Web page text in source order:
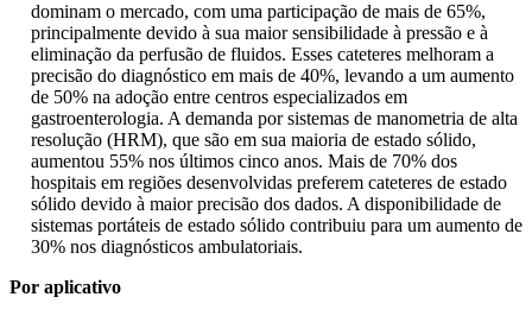
dominam o mercado, com uma participação de mais de 65%,
principalmente devido à sua maior sensibilidade à pressão e à
eliminação da perfusão de fluidos. Esses cateteres melhoram a
precisão do diagnóstico em mais de 40%, levando a um aumento
de 50% na adoção entre centros especializados em
gastroenterologia. A demanda por sistemas de manometria de alta
resolução (HRM), que são em sua maioria de estado sólido,
aumentou 55% nos últimos cinco anos. Mais de 70% dos
hospitais em regiões desenvolvidas preferem cateteres de estado
sólido devido à maior precisão dos dados. A disponibilidade de
sistemas portáteis de estado sólido contribuiu para um aumento de
30% nos diagnósticos ambulatoriais.
Por aplicativo